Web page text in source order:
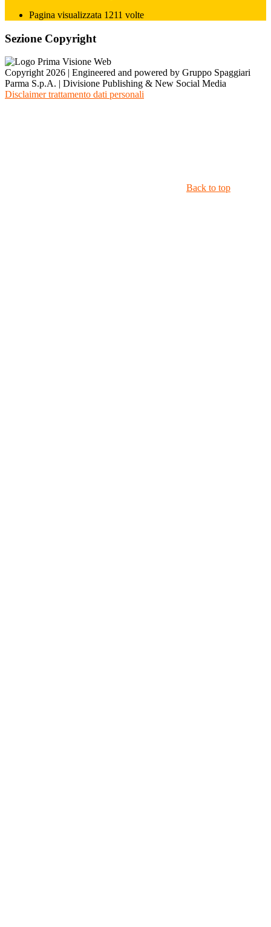
Pagina visualizzata 1211 volte
Sezione Copyright
Copyright 2026 | Engineered and powered by Gruppo Spaggiari
Parma S.p.A. | Divisione Publishing & New Social Media
Disclaimer trattamento dati personali
Back to top